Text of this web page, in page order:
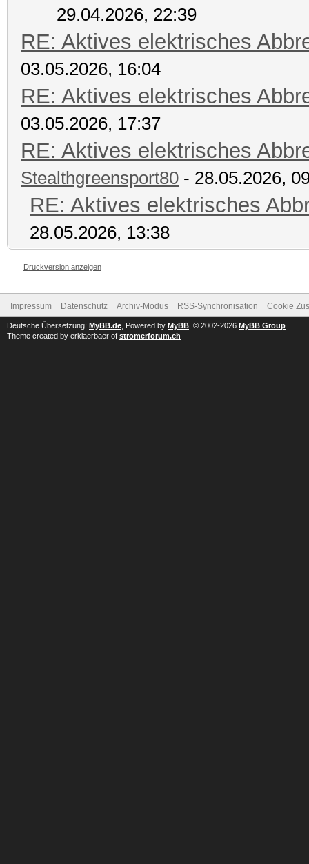
29.04.2026, 22:39
RE: Aktives elektrisches
03.05.2026, 16:04
RE: Aktives elektrisches
03.05.2026, 17:37
RE: Aktives elektrisches
Stealthgreensport80 - 28.05.2026,
RE: Aktives elektrisches
28.05.2026, 13:38
Druckversion anzeigen
Impressum Datenschutz Archiv-Modus RSS-Synchronisation Cookie
Deutsche Übersetzung: MyBB.de , Powered by MyBB , © 2002-2026 MyBB Group
Theme created by erklaerbaer of stromerforum.ch